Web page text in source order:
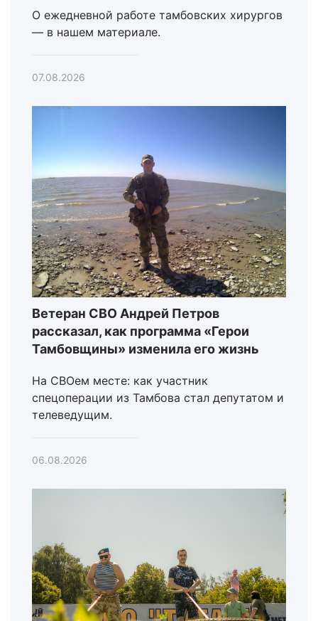
О ежедневной работе тамбовских хирургов
— в нашем материале.
07.08.2026
Ветеран СВО Андрей Петров
рассказал, как программа «Герои
Тамбовщины» изменила его жизнь
На СВОем месте: как участник
спецоперации из Тамбова стал депутатом и
телеведущим.
06.08.2026